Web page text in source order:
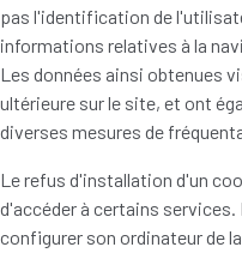
pas l'identification de
informations relatives à la
Les données ainsi obtenues
ultérieure sur le site, et ont
diverses mesures de
Le refus d'installation d'un
d'accéder à certains
configurer son ordinateur de